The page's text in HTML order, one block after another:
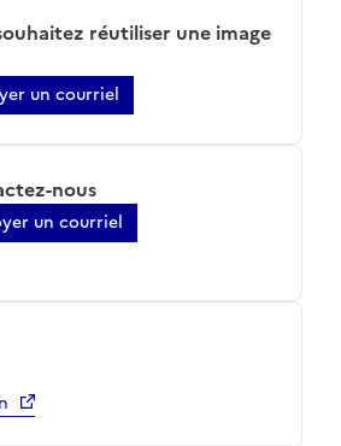
réutiliser une image
un courriel
nous
un courriel